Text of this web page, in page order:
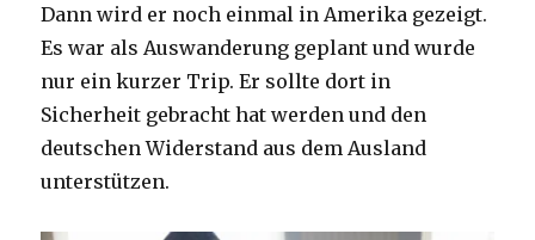
Dann wird er noch einmal in Amerika gezeigt.
Es war als Auswanderung geplant und wurde
nur ein kurzer Trip. Er sollte dort in
Sicherheit gebracht hat werden und den
deutschen Widerstand aus dem Ausland
unterstützen.